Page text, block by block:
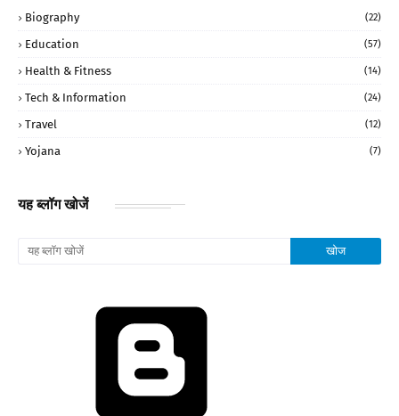
Biography (22)
Education (57)
Health & Fitness (14)
Tech & Information (24)
Travel (12)
Yojana (7)
यह ब्लॉग खोजें